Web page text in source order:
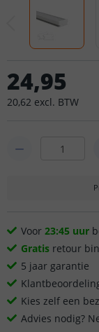
24,95
20,62 excl. BTW
Voor 23:45 uur
Gratis retour
5 jaar garantie
Kies zelf een
Advies nodig?